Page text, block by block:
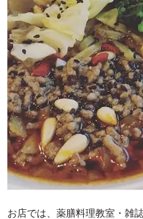
お店では、薬膳料理教室・雑
薬膳の知っトク情報や割引